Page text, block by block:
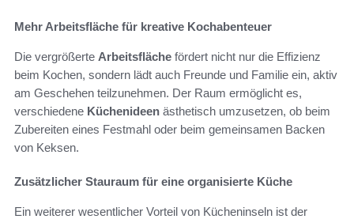
Mehr Arbeitsfläche für kreative Kochabenteuer
Die vergrößerte Arbeitsfläche fördert nicht nur die Effizienz
beim Kochen, sondern lädt auch Freunde und Familie ein, aktiv
am Geschehen teilzunehmen. Der Raum ermöglicht es,
verschiedene Küchenideen ästhetisch umzusetzen, ob beim
Zubereiten eines Festmahl oder beim gemeinsamen Backen
von Keksen.
Zusätzlicher Stauraum für eine organisierte Küche
Ein weiterer wesentlicher Vorteil von Kücheninseln ist der